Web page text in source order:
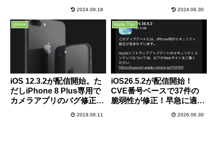
2024.09.18 2024.06.30
iphone
iOS 12.3.2が配信開始。た
だしiPhone 8 Plus専用で
カメラアプリのバグ修正の
2019.06.11
Apple Tips
iOS26.5.2が配信開始！
CVE番号ベースで37件の
脆弱性が修正！早急に適用
2026.06.30